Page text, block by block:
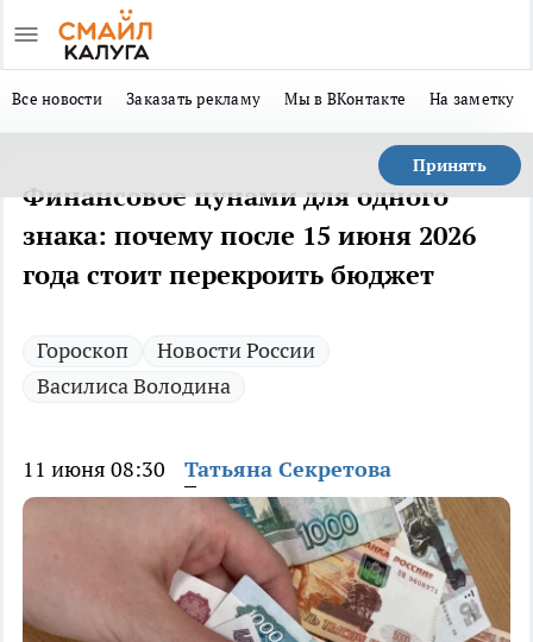
Все новости Заказать рекламу Мы в ВКонтакте На заметку
Принять
Финансовое цунами для одного
знака: почему после 15 июня 2026
года стоит перекроить бюджет
Гороскоп
Новости России
Василиса Володина
11 июня 08:30 Татьяна Секретова